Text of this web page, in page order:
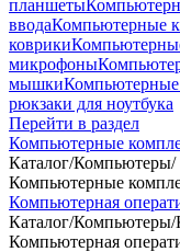
планшеты
вводаКомпьютерные
коврики
микрофоны
мышки
рюкзаки для ноутбука
Перейти в раздел
Компьютерные
Каталог/Компьютеры/
Компьютерные
Компьютерная
Каталог/Компьютеры/
Компьютерная